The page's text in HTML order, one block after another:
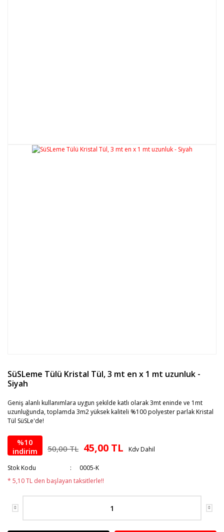
SüSLeme Tülü Kristal Tül, 3 mt en x 1 mt uzunluk -
Siyah
Geniş alanlı kullanımlara uygun şekilde katlı olarak 3mt eninde ve 1mt
uzunluğunda, toplamda 3m2 yüksek kaliteli %100 polyester parlak Kristal
Tül SüSLe'de!
%10
indirim
50,00 TL 45,00 TL Kdv Dahil
Stok Kodu
0005-K
* 5,10 TL den başlayan taksitlerle!!